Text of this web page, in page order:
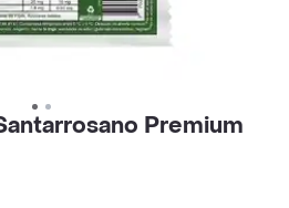
Premium